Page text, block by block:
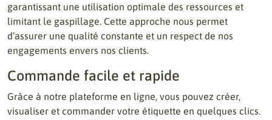
garantissant une utilisation optimale des ressources et
limitant le gaspillage. Cette approche nous permet
d’assurer une qualité constante et un respect de nos
engagements envers nos clients.
Commande facile et rapide
Grâce à notre plateforme en ligne, vous pouvez créer,
visualiser et commander votre étiquette en quelques clics.